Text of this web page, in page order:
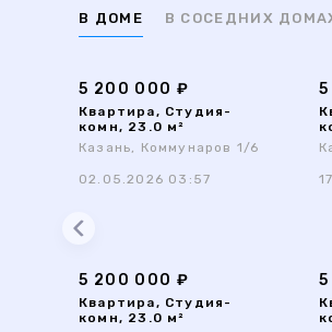
В ДОМЕ В СОСЕДНИХ
5 200 000 ₽
Квартира, Студия-
комн, 23.0 м²
Казань, Коммунаров 1/6
02.05.2026 03:57
5 200 000 ₽
Квартира, Студия-
комн, 23.0 м²